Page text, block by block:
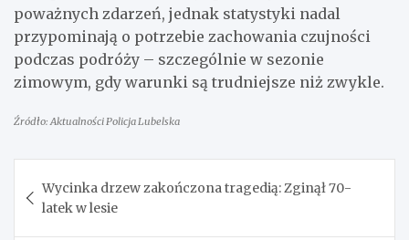
poważnych zdarzeń, jednak statystyki nadal
przypominają o potrzebie zachowania czujności
podczas podróży – szczególnie w sezonie
zimowym, gdy warunki są trudniejsze niż zwykle.
Źródło: Aktualności Policja Lubelska
wpisu
Wycinka drzew zakończona tragedią: Zginął 70-
latek w lesie